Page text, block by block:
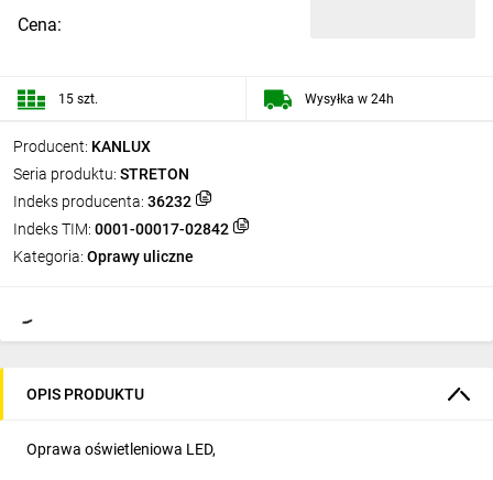
Producent: KANLUX
Seria produktu: STRETON
Indeks producenta: 36232
Indeks TIM: 0001-00017-02842
Kategoria: Oprawy uliczne
Cena:
15 szt. Wysyłka w 24h
OPIS PRODUKTU
Oprawa oświetleniowa LED,